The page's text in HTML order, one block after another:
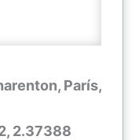
París,
2.37388